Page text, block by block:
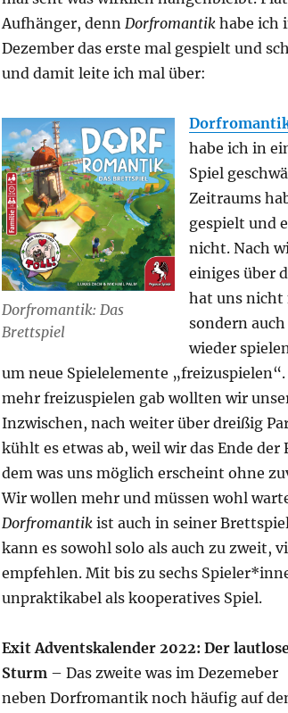
Aufhänger, denn Dorfromantikhabe ich
Dezember das erste mal gespielt und
und damit leite ich mal über:
Dorfromantik: Das
Brettspiel
habe ich in
Spiel
Zeitraums
gespielt und
nicht. Nach
einiges über
hat uns nicht
sondern
wieder
um neue Spielelemente
mehr freizuspielen gab wollten wir
Inzwischen, nach weiter über dreißig
kühlt es etwas ab, weil wir das Ende
dem was uns möglich erscheint ohne
Wir wollen mehr und müssen wohl
Dorfromantikist auch in seiner
kann es sowohl solo als auch zu zweit,
empfehlen. Mit bis zu sechs
unpraktikabel als kooperatives Spiel.
Exit Adventskalender 2022: Der
Sturm– Das zweite was im Dezemeber
neben Dorfromantik noch häufig auf